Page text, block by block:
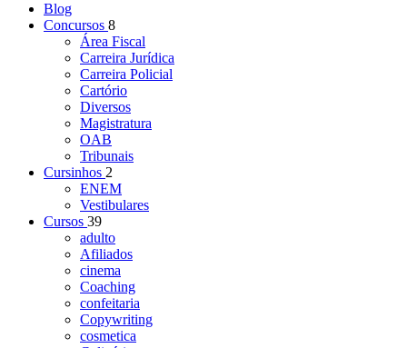
Blog
Concursos 8
Área Fiscal
Carreira Jurídica
Carreira Policial
Cartório
Diversos
Magistratura
OAB
Tribunais
Cursinhos 2
ENEM
Vestibulares
Cursos 39
adulto
Afiliados
cinema
Coaching
confeitaria
Copywriting
cosmetica